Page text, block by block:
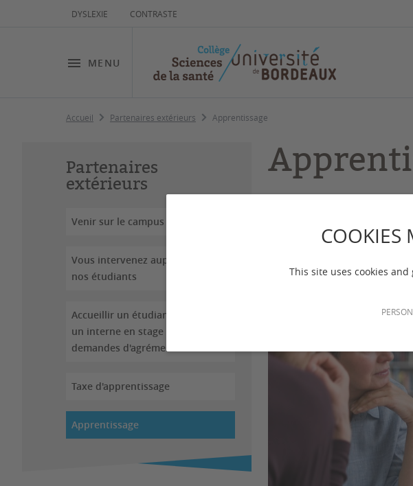
COOKIES
This site uses cookies
DYSLEXIE CONTRASTE
MENU
Accueil Partenaires extérieurs Apprentissage
Partenaires
extérieurs
Venir sur le campus
Vous intervenez auprès de
nos étudiants
Accueillir un étudiant ou
un interne en stage :
demandes d'agrément
Taxe d'apprentissage
Apprentissage